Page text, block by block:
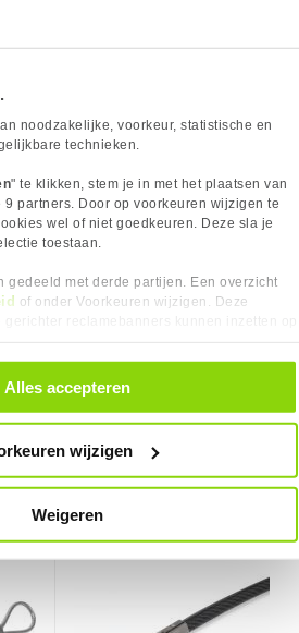
noodzakelijke, voorkeur, statistische en
technieken.
" te klikken, stem je in met het plaatsen van
partners. Door op voorkeuren wijzigen te
wel of niet goedkeuren. Deze sla je
toestaan.
gedeeld met derde partijen. Een overzicht
of onder Voorkeuren wijzigen. Deze
toestemming altijd intrekken, dit doe je
website te klikken op ‘Cookievoorkeuren’
Alles accepteren
wijzigen
Weigeren
Juli 2022
60 maanden
PVC
2.00 m
Wigvormig
Laptop
8716065506198
60 maanden
Juli 2022
ACT Nano laptopslot met sleutels
Vergelijk product
24,
StarTech.com LTLOCK4D kabelslot